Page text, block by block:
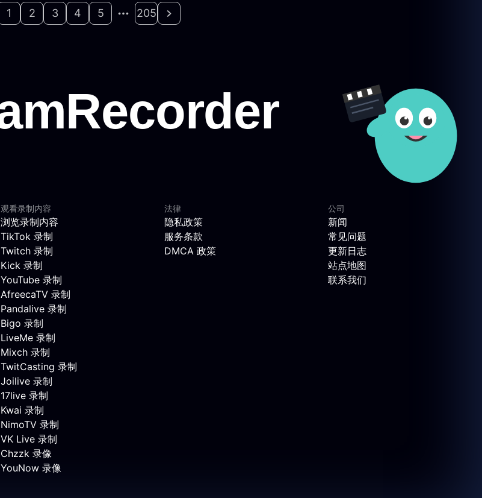
1 2 3 4 5 205
观看录制内容
浏览录制内容
TikTok 录制
Twitch 录制
Kick 录制
YouTube 录制
AfreecaTV 录制
Pandalive 录制
Bigo 录制
LiveMe 录制
Mixch 录制
TwitCasting 录制
Joilive 录制
17live 录制
Kwai 录制
NimoTV 录制
VK Live 录制
Chzzk 录像
YouNow 录像
法律
隐私政策
服务条款
DMCA 政策
公司
新闻
常见问题
更新日志
站点地图
联系我们